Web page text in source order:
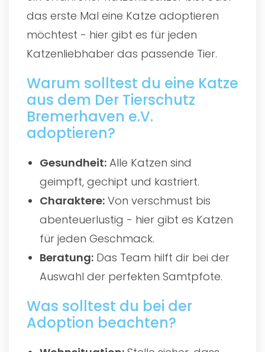
das erste Mal eine Katze adoptieren
möchtest - hier gibt es für jeden
Katzenliebhaber das passende Tier.
Warum solltest du eine Katze
aus dem Der Tierschutz
Bremerhaven e.V.
adoptieren?
Gesundheit: Alle Katzen sind
geimpft, gechipt und kastriert.
Charaktere: Von verschmust bis
abenteuerlustig - hier gibt es Katzen
für jeden Geschmack.
Beratung: Das Team hilft dir bei der
Auswahl der perfekten Samtpfote.
Was solltest du bei der
Adoption beachten?